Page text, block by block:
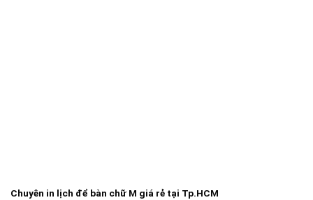
Chuyên in lịch để bàn chữ M giá rẻ tại Tp.HCM